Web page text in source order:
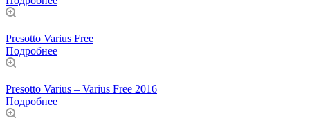
Presotto Varius Free
Подробнее
Presotto Varius – Varius Free 2016
Подробнее